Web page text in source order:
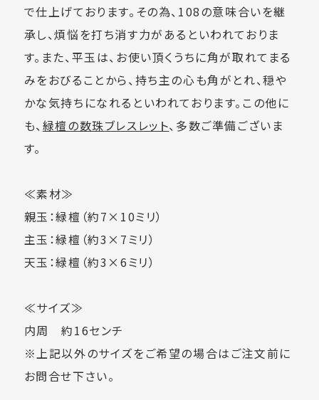
で仕上げております。その為、108の意味合いを継
承し、煩悩を打ち消す力があるといわれておりま
す。また、平玉は、お使い頂くうちに角が取れてまる
みをおびることから、持ち主の心も角がとれ、穏や
かな気持ちになれるといわれております。この他に
も、 緑檀の数珠ブレスレット、多数ご準備ございま
す。
≪素材≫
親玉：緑檀（約7×10ミリ）
主玉：緑檀（約3×7ミリ）
天玉：緑檀（約3×6ミリ）
≪サイズ≫
内周 約16センチ
※上記以外のサイズをご希望の場合はご注文前に
お問合せ下さい。